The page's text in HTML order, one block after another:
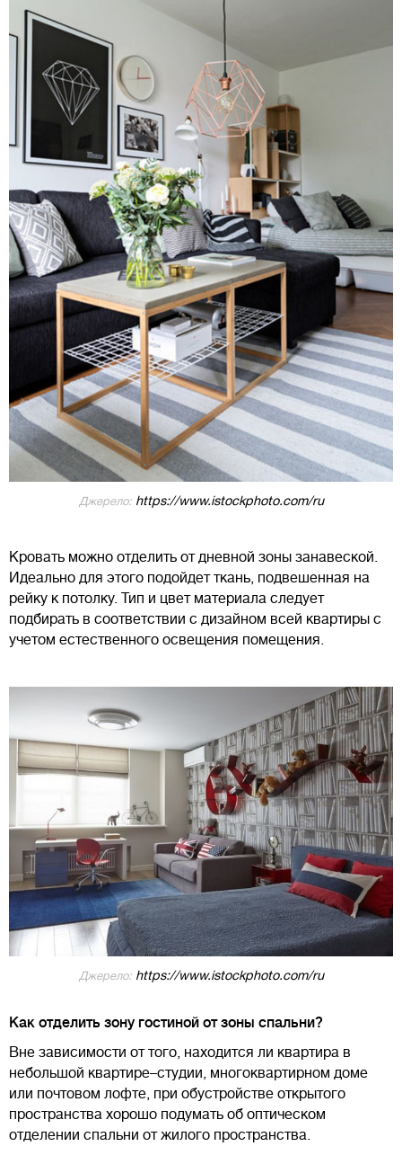
Джерело:https://www.istockphoto.com/ru
Кровать можно отделить от дневной зоны занавеской.
Идеально для этого подойдет ткань, подвешенная на
рейку к потолку. Тип и цвет материала следует
подбирать в соответствии с дизайном всей квартиры с
учетом естественного освещения помещения.
Джерело:https://www.istockphoto.com/ru
Как отделить зону гостиной от зоны спальни?
Вне зависимости от того, находится ли квартира в
небольшой квартире–студии, многоквартирном доме
или почтовом лофте, при обустройстве открытого
пространства хорошо подумать об оптическом
отделении спальни от жилого пространства.